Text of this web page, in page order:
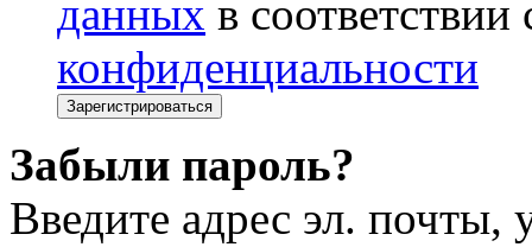
данных в соответствии
конфиденциальности
Забыли пароль?
Введите адрес эл. почты,